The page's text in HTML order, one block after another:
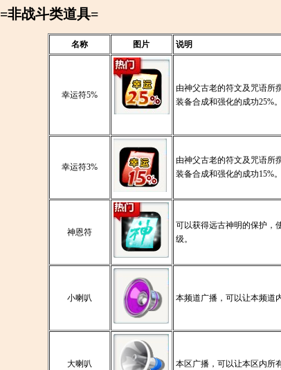
=非战斗类道具=
名称 图片 说明
幸运符5%
由神父古老的符文及咒语所
装备合成和强化的成功25%。
幸运符3%
由神父古老的符文及咒语所
装备合成和强化的成功15%。
神恩符
可以获得远古神明的保护，
级。
小喇叭 本频道广播，可以让本频道
大喇叭 本区广播，可以让本区内所